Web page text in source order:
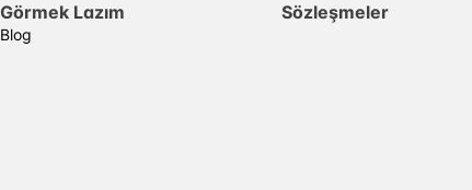
Görmek Lazım
Blog
Sözleşmeler